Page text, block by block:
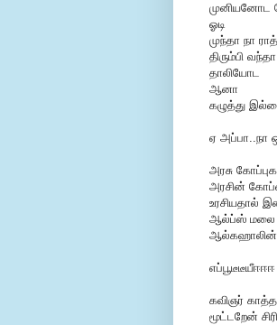
முனியனோட
ஓடி
முந்தா நா
திரும்பி வந்தா
தாலியோட
ஆனா
கழுத்து
ஏ அப்பா..நா
அரசு
அரசின்
உரசியதால்
ஆல்ப்ஸ் மலை
எப்பூடீடீயீஈஈஈ
கவிஞர்
மூட்டறேன்